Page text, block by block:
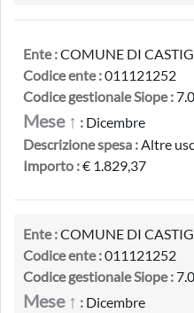
Ente :COMUNE DI
Codice ente :011121252
Codice gestionale Siope :
Mese ↑ : Dicembre
Descrizione spesa :Altre
Importo :€ 1.829,37
Ente :COMUNE DI
Codice ente :011121252
Codice gestionale Siope :
Mese ↑ : Dicembre